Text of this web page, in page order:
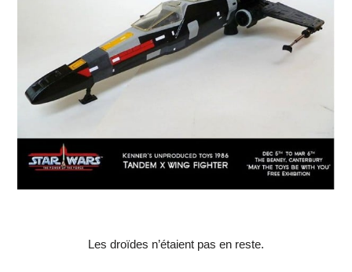
Les droïdes n’étaient pas en reste.